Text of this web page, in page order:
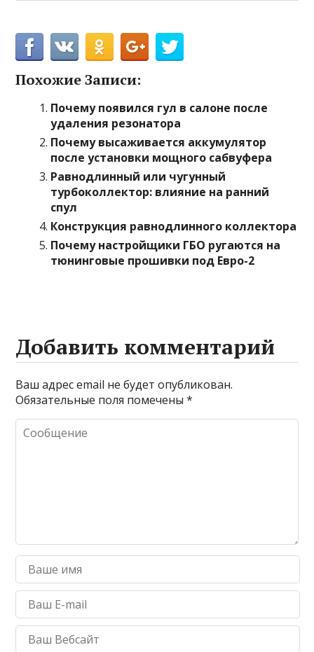
Похожие Записи:
Почему появился гул в салоне после
удаления резонатора
Почему высаживается аккумулятор
после установки мощного сабвуфера
Равнодлинный или чугунный
турбоколлектор: влияние на ранний
спул
Конструкция равнодлинного коллектора
Почему настройщики ГБО ругаются на
тюнинговые прошивки под Евро-2
Добавить комментарий
Ваш адрес email не будет опубликован.
Обязательные поля помечены*